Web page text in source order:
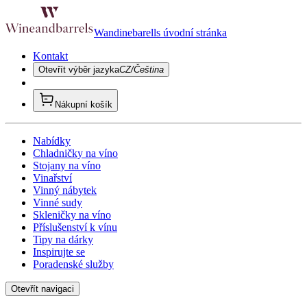
Wandinebarells úvodní stránka
Kontakt
Otevřít výběr jazykaCZ/Čeština
Nákupní košík
Nabídky
Chladničky na víno
Stojany na víno
Vinařství
Vinný nábytek
Vinné sudy
Skleničky na víno
Příslušenství k vínu
Tipy na dárky
Inspirujte se
Poradenské služby
Otevřít navigaci